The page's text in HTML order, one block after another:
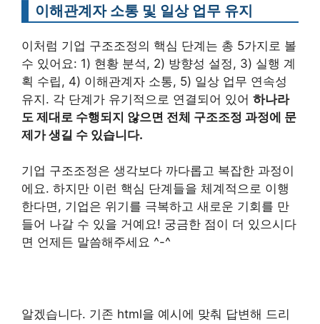
이해관계자 소통 및 일상 업무 유지
이처럼 기업 구조조정의 핵심 단계는 총 5가지로 볼
수 있어요: 1) 현황 분석, 2) 방향성 설정, 3) 실행 계
획 수립, 4) 이해관계자 소통, 5) 일상 업무 연속성
유지. 각 단계가 유기적으로 연결되어 있어 하나라
도 제대로 수행되지 않으면 전체 구조조정 과정에 문
제가 생길 수 있습니다.
기업 구조조정은 생각보다 까다롭고 복잡한 과정이
에요. 하지만 이런 핵심 단계들을 체계적으로 이행
한다면, 기업은 위기를 극복하고 새로운 기회를 만
들어 나갈 수 있을 거예요! 궁금한 점이 더 있으시다
면 언제든 말씀해주세요 ^-^
알겠습니다. 기존 html을 예시에 맞춰 답변해 드리